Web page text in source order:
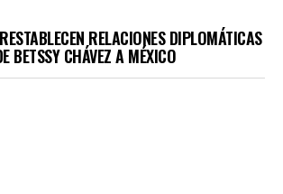
RELACIONES DIPLOMÁTICAS
BETSSY CHÁVEZ A MÉXICO